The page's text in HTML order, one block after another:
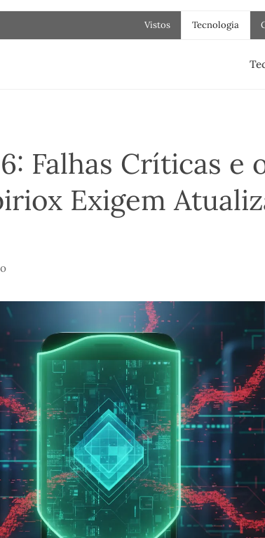
Vistos Tecnologia
Falhas Críticas e
Exigem